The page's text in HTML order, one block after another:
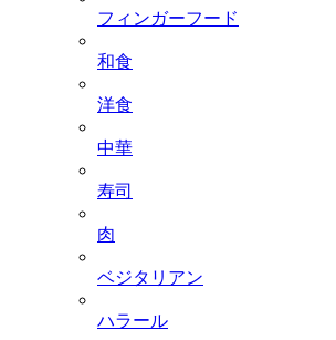
フィンガーフード
和食
洋食
中華
寿司
肉
ベジタリアン
ハラール